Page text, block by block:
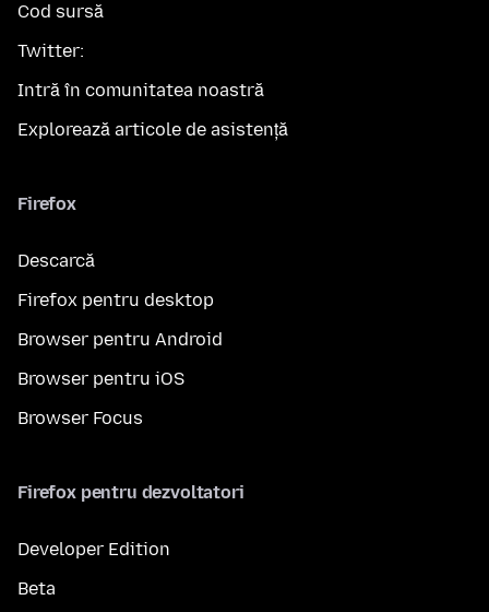
Cod sursă
Twitter:
Intră în comunitatea noastră
Explorează articole de asistență
Firefox
Descarcă
Firefox pentru desktop
Browser pentru Android
Browser pentru iOS
Browser Focus
Firefox pentru dezvoltatori
Developer Edition
Beta